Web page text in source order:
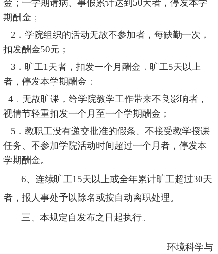
金；一学期请病、事假累计达到 50天者，停发本学
期酬金；
2 ．学院组织的活动无故不参加者，每缺勤一次，
扣发酬金50元；
3 ．旷工1天者，扣发一个月酬金，旷工5天以上
者，停发本学期酬金；
4 ．无故旷课，给学院教学工作带来不良影响者，
视情节轻重扣发一个月至一个学期酬金；
5 ．教职工没有递交批准的假条、不接受教学授课
任务、不参加学院活动时间超过一个月者，停发本
学期酬金。
6、 连续旷工15天以上或全年累计旷工超过30天
者，报人事处予以除名或按自动离职处理。
三、本规定自发布之日起执行。
环境科学与